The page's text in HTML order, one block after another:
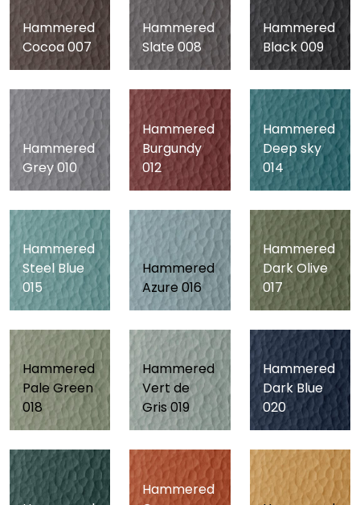
Hammered
Cocoa 007
Hammered
Slate 008
Hammered
Black 009
Hammered
Grey 010
Hammered
Burgundy
012
Hammered
Deep sky
014
Hammered
Steel Blue
015
Hammered
Azure 016
Hammered
Dark Olive
017
Hammered
Pale Green
018
Hammered
Vert de
Gris 019
Hammered
Dark Blue
020
Hammered